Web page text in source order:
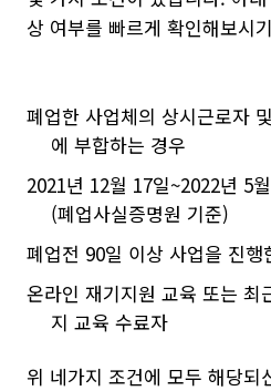
상 여부를 빠르게 확인해보시
폐업한 사업체의 상시근로자
에 부합하는 경우
2021년 12월 17일~2022년 5
(폐업사실증명원 기준)
폐업전 90일 이상 사업을 진행
온라인 재기지원 교육 또는 최
지 교육 수료자
위 네가지 조건에 모두 해당되